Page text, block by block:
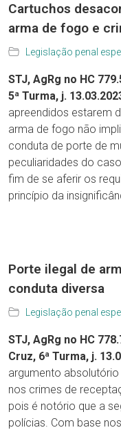
Cartuchos
arma de fogo e
Legislação penal
STJ, AgRg no HC
5ª Turma, j.
apreendidos estarem
arma de fogo não
conduta de porte de
peculiaridades do
fim de se aferir os
princípio da
Porte ilegal de
conduta diversa
Legislação penal
STJ, AgRg no HC
Cruz, 6ª Turma, j.
argumento
nos crimes de
pois é notório que a
polícias. Com base